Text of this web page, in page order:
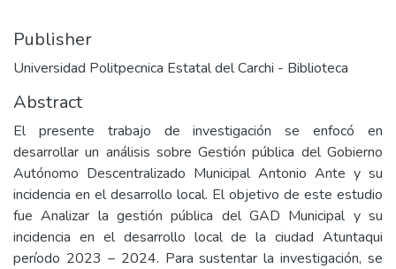
Publisher
Universidad Politpecnica Estatal del Carchi - Biblioteca
Abstract
El presente trabajo de investigación se enfocó en
desarrollar un análisis sobre Gestión pública del Gobierno
Autónomo Descentralizado Municipal Antonio Ante y su
incidencia en el desarrollo local. El objetivo de este estudio
fue Analizar la gestión pública del GAD Municipal y su
incidencia en el desarrollo local de la ciudad Atuntaqui
período 2023 – 2024. Para sustentar la investigación, se